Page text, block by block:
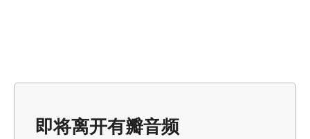
即将离开有瓣音频